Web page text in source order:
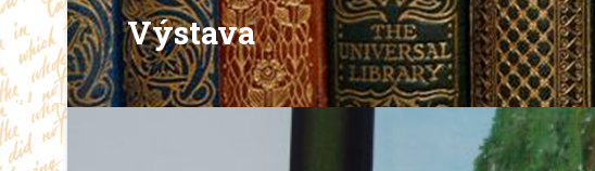
Výstava